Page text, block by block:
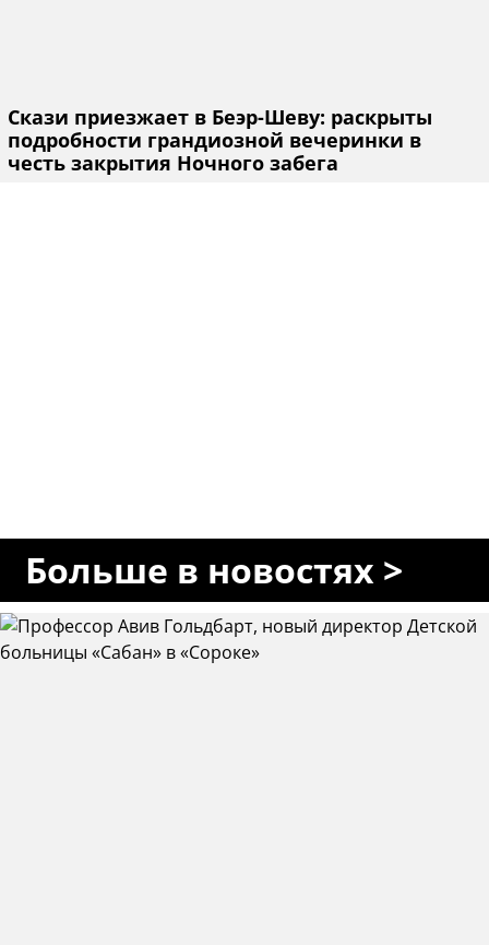
Скази приезжает в Беэр-Шеву: раскрыты
подробности грандиозной вечеринки в
честь закрытия Ночного забега
Больше в новостях >